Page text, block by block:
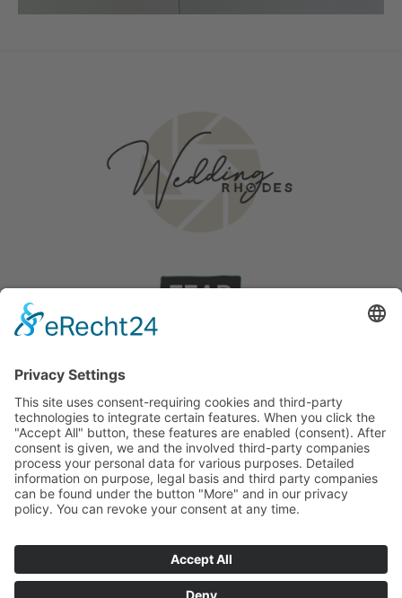
Γάμος στη Ρόδο
2026